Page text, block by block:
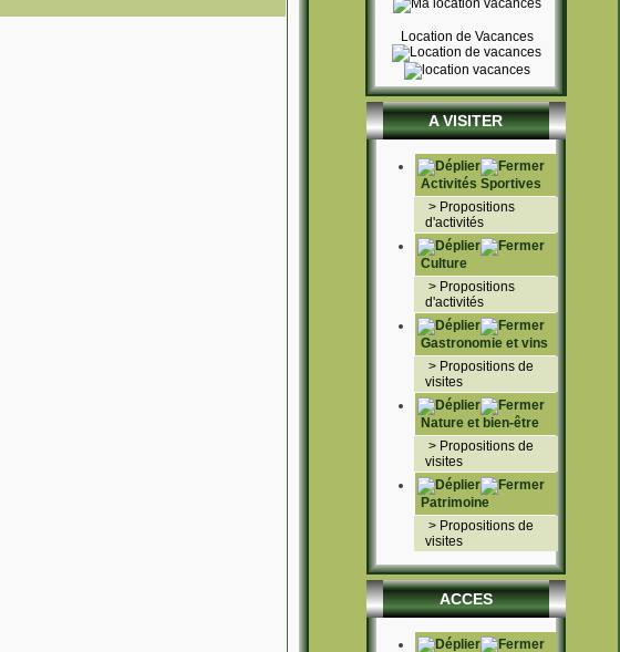
Petites annonces
Holidays rental
Vakantiehuizen
Vermietung
Affitto Vacanze
Alquiler Vacaciones
Vacances
saisonnière
Réservation hotel
annonce immobilier
Location vacances
Locations vacances
Location de
vacances
Annonce location
Gites de france
Location vacances
particulier
Location vacances
montagne
Location vacances
Agence immobilière
Location vacances
Location vacances
Vacances
Location vacances
Chambres d'hotes
vacances corse
vacances corse
vacances corse
Location de Vacances
A VISITER
Activités Sportives
> Propositions
d'activités
Culture
> Propositions
d'activités
Gastronomie et vins
> Propositions de
visites
Nature et bien-être
> Propositions de
visites
Patrimoine
> Propositions de
visites
ACCES